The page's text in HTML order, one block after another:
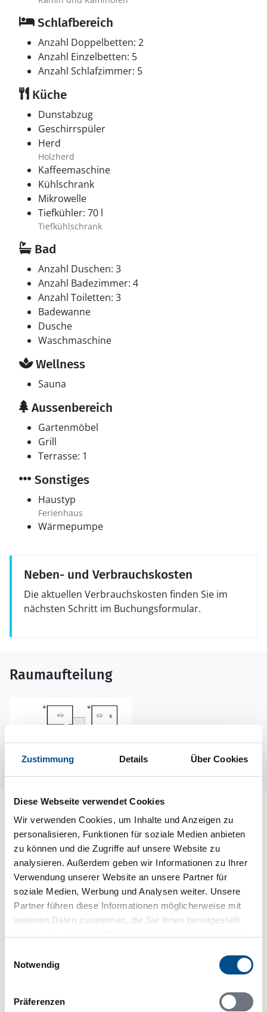
Zustimmung Details Über Cookies
Diese Webseite verwendet Cookies
Wir verwenden Cookies, um Inhalte und Anzeigen zu
personalisieren, Funktionen für soziale Medien anbieten
zu können und die Zugriffe auf unsere Website zu
analysieren. Außerdem geben wir Informationen zu Ihrer
Verwendung unserer Website an unsere Partner für
soziale Medien, Werbung und Analysen weiter. Unsere
Partner führen diese Informationen möglicherweise mit
weiteren Daten zusammen, die Sie ihnen bereitgestellt
Notwendig
Präferenzen
Schlafbereich
Anzahl Doppelbetten: 2
Anzahl Einzelbetten: 5
Anzahl Schlafzimmer: 5
Küche
Dunstabzug
Geschirrspüler
Herd
Holzherd
Kaffeemaschine
Kühlschrank
Mikrowelle
Tiefkühler: 70 l
Tiefkühlschrank
Bad
Anzahl Duschen: 3
Anzahl Badezimmer: 4
Anzahl Toiletten: 3
Badewanne
Dusche
Waschmaschine
Wellness
Sauna
Aussenbereich
Gartenmöbel
Grill
Terrasse: 1
Sonstiges
Haustyp
Ferienhaus
Wärmepumpe
Neben- und Verbrauchskosten
Die aktuellen Verbrauchskosten finden Sie im
nächsten Schritt im Buchungsformular.
Raumaufteilung
Lageplan
Adresse
Ferienhaus S84215
Skrockgatan 3
79297 Mora
Das Bereitstellen und Ausführen einiger